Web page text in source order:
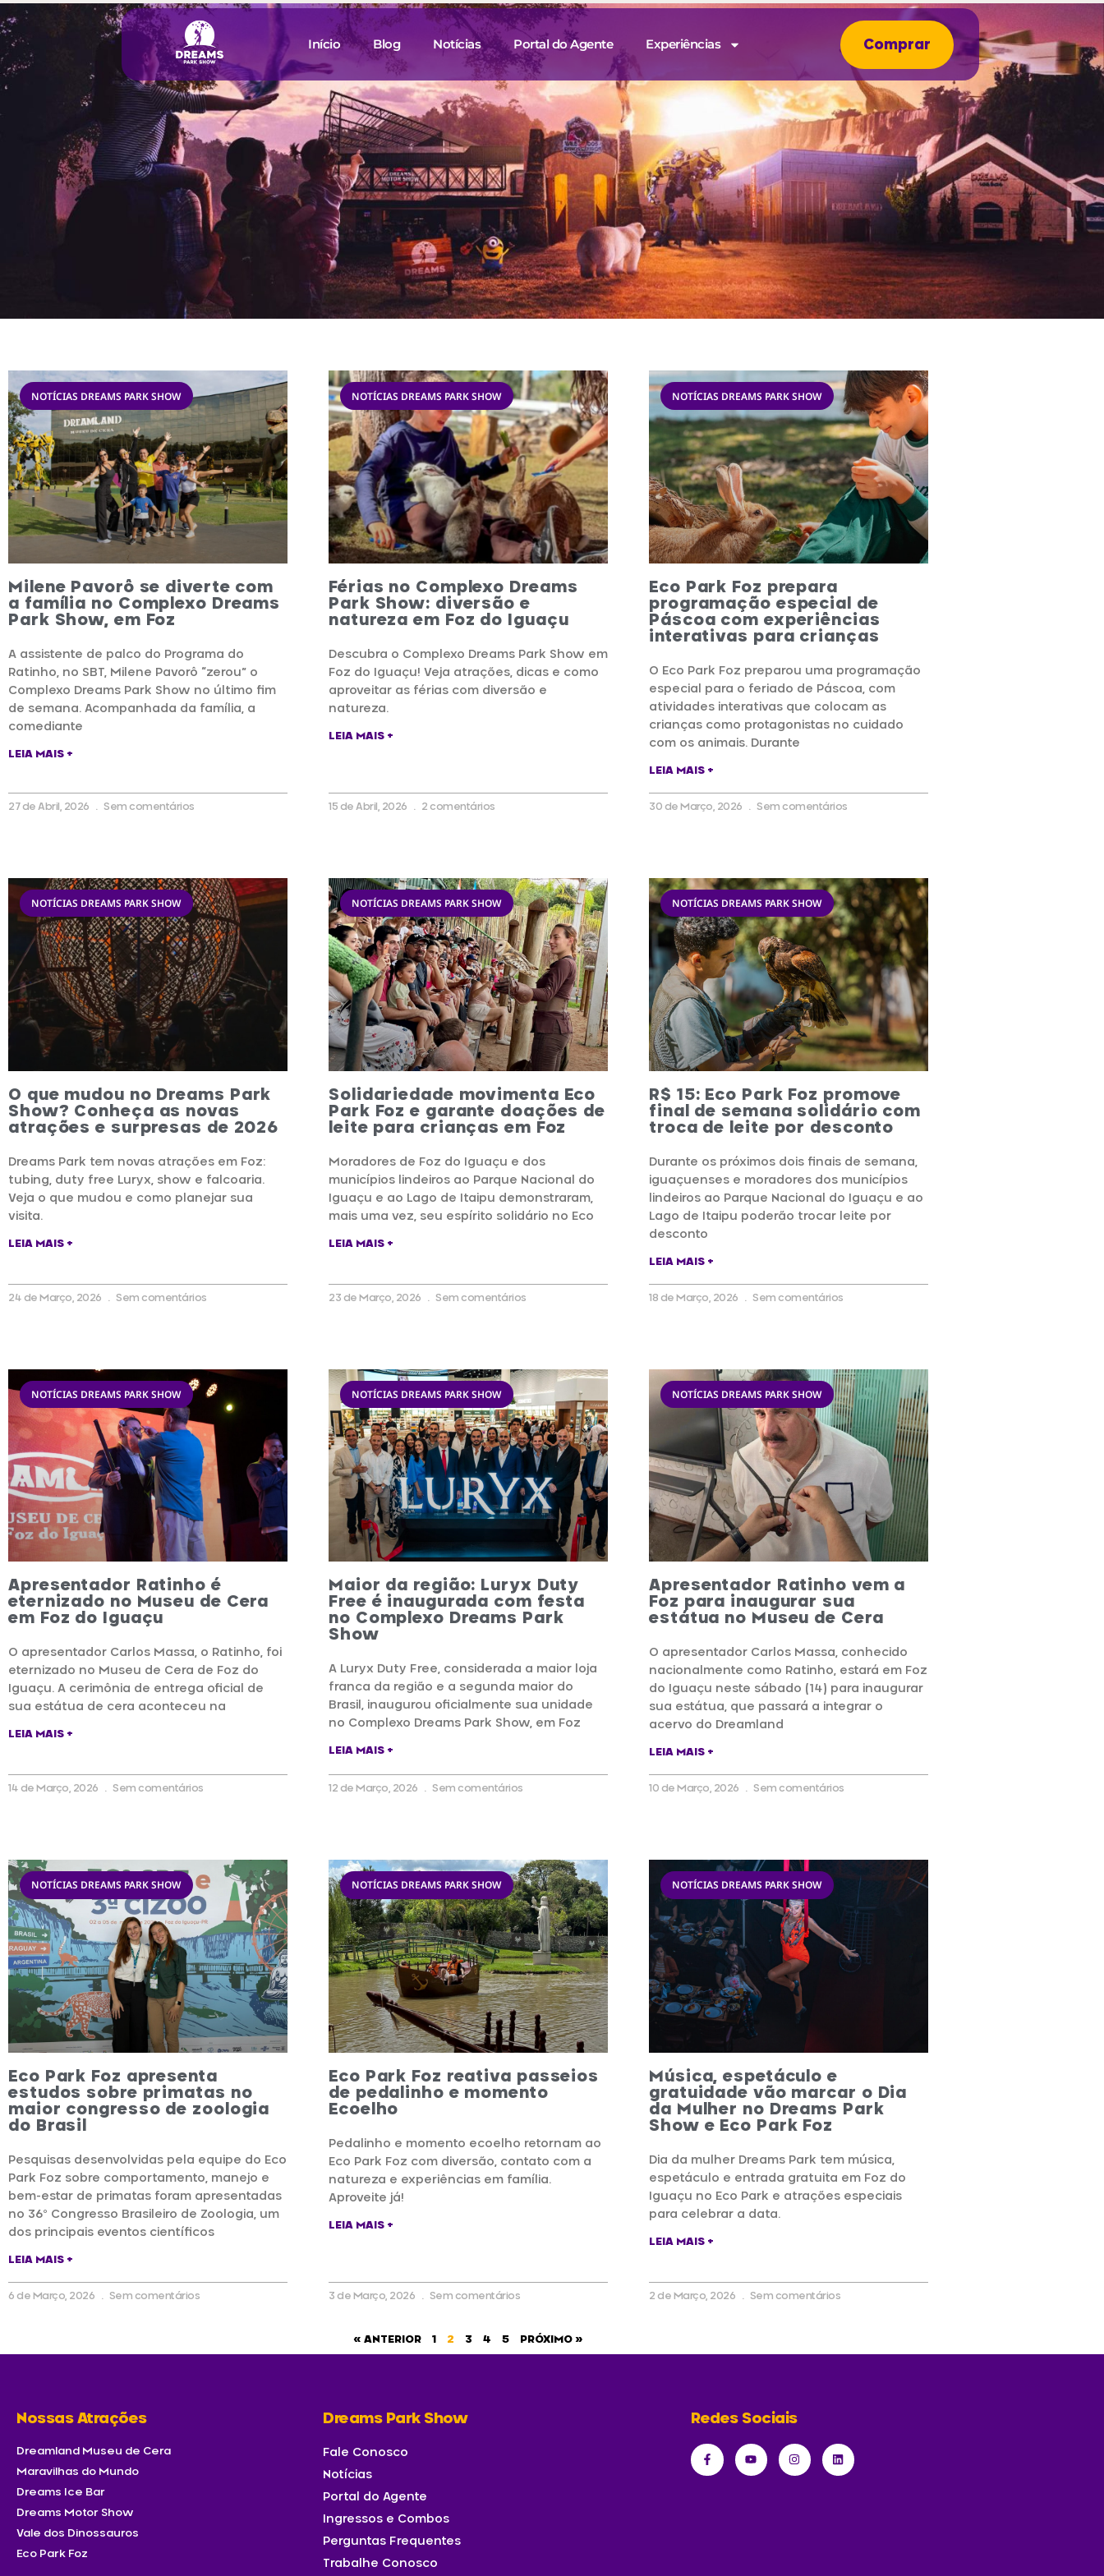
Início Blog Notícias Portal do Agente Experiências Comprar
NOTÍCIAS DREAMS PARK SHOW
Milene Pavorô se diverte com
a família no Complexo Dreams
Park Show, em Foz
A assistente de palco do Programa do
Ratinho, no SBT, Milene Pavorô “zerou” o
Complexo Dreams Park Show no último fim
de semana. Acompanhada da família, a
comediante
LEIA MAIS +
27 de Abril, 2026 Sem comentários
NOTÍCIAS DREAMS PARK SHOW
Férias no Complexo Dreams
Park Show: diversão e
natureza em Foz do Iguaçu
Descubra o Complexo Dreams Park Show em
Foz do Iguaçu! Veja atrações, dicas e como
aproveitar as férias com diversão e
natureza.
LEIA MAIS +
15 de Abril, 2026 2 comentários
NOTÍCIAS DREAMS PARK SHOW
Eco Park Foz prepara
programação especial de
Páscoa com experiências
interativas para crianças
O Eco Park Foz preparou uma programação
especial para o feriado de Páscoa, com
atividades interativas que colocam as
crianças como protagonistas no cuidado
com os animais. Durante
LEIA MAIS +
30 de Março, 2026 Sem comentários
NOTÍCIAS DREAMS PARK SHOW
O que mudou no Dreams Park
Show? Conheça as novas
atrações e surpresas de 2026
Dreams Park tem novas atrações em Foz:
tubing, duty free Luryx, show e falcoaria.
Veja o que mudou e como planejar sua
visita.
LEIA MAIS +
24 de Março, 2026 Sem comentários
NOTÍCIAS DREAMS PARK SHOW
Solidariedade movimenta Eco
Park Foz e garante doações de
leite para crianças em Foz
Moradores de Foz do Iguaçu e dos
municípios lindeiros ao Parque Nacional do
Iguaçu e ao Lago de Itaipu demonstraram,
mais uma vez, seu espírito solidário no Eco
LEIA MAIS +
23 de Março, 2026 Sem comentários
NOTÍCIAS DREAMS PARK SHOW
R$ 15: Eco Park Foz promove
final de semana solidário com
troca de leite por desconto
Durante os próximos dois finais de semana,
iguaçuenses e moradores dos municípios
lindeiros ao Parque Nacional do Iguaçu e ao
Lago de Itaipu poderão trocar leite por
desconto
LEIA MAIS +
18 de Março, 2026 Sem comentários
NOTÍCIAS DREAMS PARK SHOW
Apresentador Ratinho é
eternizado no Museu de Cera
em Foz do Iguaçu
O apresentador Carlos Massa, o Ratinho, foi
eternizado no Museu de Cera de Foz do
Iguaçu. A cerimônia de entrega oficial de
sua estátua de cera aconteceu na
LEIA MAIS +
14 de Março, 2026 Sem comentários
NOTÍCIAS DREAMS PARK SHOW
Maior da região: Luryx Duty
Free é inaugurada com festa
no Complexo Dreams Park
Show
A Luryx Duty Free, considerada a maior loja
franca da região e a segunda maior do
Brasil, inaugurou oficialmente sua unidade
no Complexo Dreams Park Show, em Foz
LEIA MAIS +
12 de Março, 2026 Sem comentários
NOTÍCIAS DREAMS PARK SHOW
Apresentador Ratinho vem a
Foz para inaugurar sua
estátua no Museu de Cera
O apresentador Carlos Massa, conhecido
nacionalmente como Ratinho, estará em Foz
do Iguaçu neste sábado (14) para inaugurar
sua estátua, que passará a integrar o
acervo do Dreamland
LEIA MAIS +
10 de Março, 2026 Sem comentários
NOTÍCIAS DREAMS PARK SHOW
Eco Park Foz apresenta
estudos sobre primatas no
maior congresso de zoologia
do Brasil
Pesquisas desenvolvidas pela equipe do Eco
Park Foz sobre comportamento, manejo e
bem-estar de primatas foram apresentadas
no 36º Congresso Brasileiro de Zoologia, um
dos principais eventos científicos
LEIA MAIS +
6 de Março, 2026 Sem comentários
NOTÍCIAS DREAMS PARK SHOW
Eco Park Foz reativa passeios
de pedalinho e momento
Ecoelho
Pedalinho e momento ecoelho retornam ao
Eco Park Foz com diversão, contato com a
natureza e experiências em família.
Aproveite já!
LEIA MAIS +
3 de Março, 2026 Sem comentários
NOTÍCIAS DREAMS PARK SHOW
Música, espetáculo e
gratuidade vão marcar o Dia
da Mulher no Dreams Park
Show e Eco Park Foz
Dia da mulher Dreams Park tem música,
espetáculo e entrada gratuita em Foz do
Iguaçu no Eco Park e atrações especiais
para celebrar a data.
LEIA MAIS +
2 de Março, 2026 Sem comentários
« ANTERIOR 1 2 3 4 5 PRÓXIMO »
Nossas Atrações
Dreamland Museu de Cera
Maravilhas do Mundo
Dreams Ice Bar
Dreams Motor Show
Vale dos Dinossauros
Eco Park Foz
Dreams Park Show
Fale Conosco
Notícias
Portal do Agente
Ingressos e Combos
Perguntas Frequentes
Trabalhe Conosco
Redes Sociais